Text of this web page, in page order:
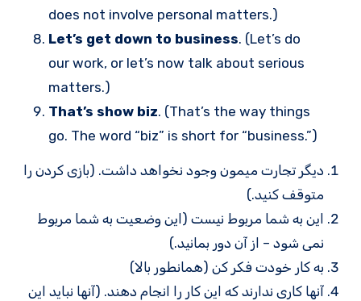
does not involve personal matters.)
Let’s get down to business. (Let’s do
our work, or let’s now talk about serious
matters.)
That’s show biz. (That’s the way things
go. The word “biz” is short for “business.”)
دیگر تجارت میمون وجود نخواهد داشت. (بازی کردن را
متوقف کنید.)
این به شما مربوط نیست (این وضعیت به شما مربوط
نمی شود – از آن دور بمانید.)
به کار خودت فکر کن (همانطور بالا)
آنها کاری ندارند که این کار را انجام دهند. (آنها نباید این